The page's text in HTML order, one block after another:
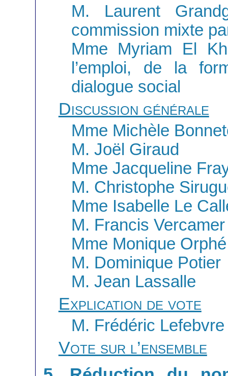
M. Laurent
commission mixte
Mme Myriam El
l’emploi, de la
dialogue social
Discussion générale
Mme Michèle
M. Joël Giraud
Mme Jacqueline
M. Christophe
Mme Isabelle Le
M. Francis Vercamer
Mme Monique Orphé
M. Dominique Potier
M. Jean Lassalle
Explication de vote
M. Frédéric Lefebvre
Vote sur l’ensemble